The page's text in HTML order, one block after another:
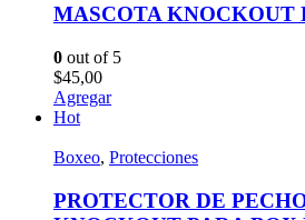
MASCOTA KNOCKOUT
0 out of 5
$45,00
Agregar
Hot
Boxeo, Protecciones
PROTECTOR DE